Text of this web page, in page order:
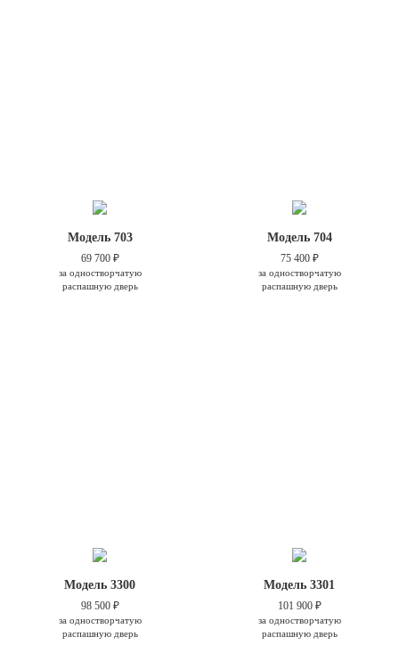
Модель 703
69 700 ₽
за одностворчатую
распашную дверь
Модель 704
75 400 ₽
за одностворчатую
распашную дверь
Модель 3300
98 500 ₽
за одностворчатую
распашную дверь
Модель 3301
101 900 ₽
за одностворчатую
распашную дверь